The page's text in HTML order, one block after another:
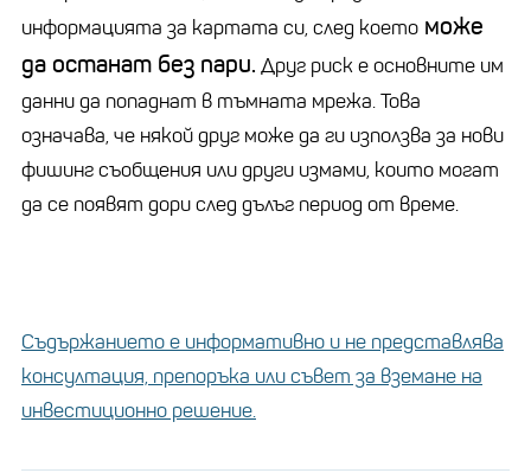
информацията за картата си, след което може
да останат без пари. Друг риск е основните им
данни да попаднат в тъмната мрежа. Това
означава, че някой друг може да ги използва за нови
фишинг съобщения или други измами, които могат
да се появят дори след дълъг период от време.
Съдържанието е информативно и не представлява
консултация, препоръка или съвет за вземане на
инвестиционно решение.